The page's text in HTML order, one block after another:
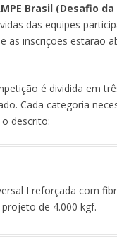
Brasil (Desafio
das equipes
as inscrições estarão
é dividida em
Cada categoria
descrito:
I reforçada com
de 4.000 kgf.